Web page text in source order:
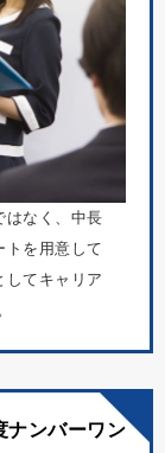
はなく、中長
トを用意して
してキャリア
ナンバーワン